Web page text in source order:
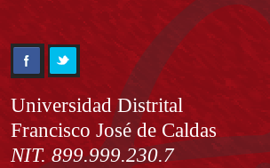
Información
Universidad Distrital
Francisco José de Caldas
NIT. 899.999.230.7